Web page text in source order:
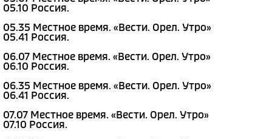
05.10 Россия.
05.35 Местное время. «Вести. Орел. Утро»
05.41 Россия.
06.07 Местное время. «Вести. Орел. Утро»
06.10 Россия.
06.35 Местное время. «Вести. Орел. Утро»
06.41 Россия.
07.07 Местное время. «Вести. Орел. Утро»
07.10 Россия.